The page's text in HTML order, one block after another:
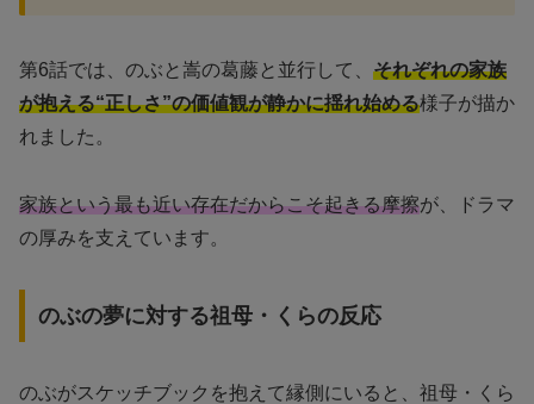
第6話では、のぶと嵩の葛藤と並行して、 それぞれの家族
が抱える“正しさ”の価値観が静かに揺れ始める様子が描か
れました。
家族という最も近い存在だからこそ起きる摩擦が、ドラマ
の厚みを支えています。
のぶの夢に対する祖母・くらの反応
のぶがスケッチブックを抱えて縁側にいると、祖母・くら